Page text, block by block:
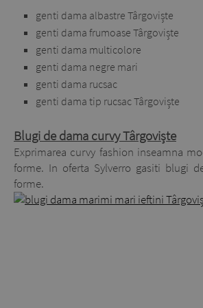
genti dama albastre Târgoviște
genti dama frumoase Târgoviște
genti dama multicolore
genti dama negre mari
genti dama rucsac
genti dama tip rucsac Târgoviște
Blugi de dama curvy Târgoviște
Exprimarea curvy fashion inseamna
forme. In oferta Sylverro gasiti blugi
forme.